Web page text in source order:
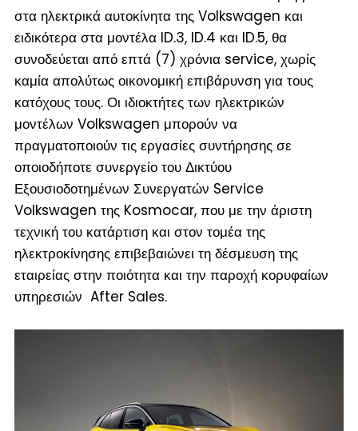
στα ηλεκτρικά αυτοκίνητα της Volkswagen και
ειδικότερα στα μοντέλα ID.3, ID.4 και ID.5, θα
συνοδεύεται από επτά (7) χρόνια service, χωρίς
καμία απολύτως οικονομική επιβάρυνση για τους
κατόχους τους. Οι ιδιοκτήτες των ηλεκτρικών
μοντέλων Volkswagen μπορούν να
πραγματοποιούν τις εργασίες συντήρησης σε
οποιοδήποτε συνεργείο του Δικτύου
Εξουσιοδοτημένων Συνεργατών Service
Volkswagen της Kosmocar, που με την άριστη
τεχνική του κατάρτιση και στον τομέα της
ηλεκτροκίνησης επιβεβαιώνει τη δέσμευση της
εταιρείας στην ποιότητα και την παροχή κορυφαίων
υπηρεσιών After Sales.